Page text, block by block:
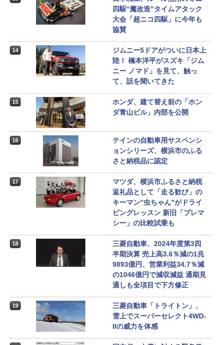
四駆“魔改造”タイムアタック
大会「超ニコ四駆」に今年も
協賛
14
ジムニー5ドアがついに日本上
陸！ 橋本洋平がスズキ「ジム
ニー ノマド」を見て、触っ
て、話を聞いてきた
15
ホンダ、建て替え前の「ホン
ダ青山ビル」内部を公開
16
テインの自動車用サスペンシ
ョンシリーズ、横浜市のふる
さと納税品に認定
17
マツダ、横浜市ふるさと納税
返礼品として「走る歓び」の
キーマン“虫ちゃん”がドライ
ビングレッスン 新旧「プレマ
シー」の比較試乗も
18
三菱自動車、2024年度第3四
半期決算 売上高3.6％減の1兆
9893億円、営業利益34.7％減
の1046億円で減収減益 通期見
通しも全項目で下方修正
19
三菱自動車「トライトン」、
雪上でスーパーセレクト4WD-
IIの威力を体感